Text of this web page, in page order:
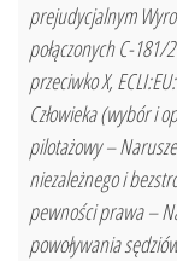
prejudycjalnym
połączonych C-181/
przeciwko X,
Człowieka (wybór i
pilotażowy –
niezależnego i
pewności prawa –
powoływania